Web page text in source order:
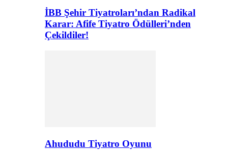
İBB Şehir Tiyatroları’ndan Radikal
Karar: Afife Tiyatro Ödülleri’nden
Çekildiler!
Ahududu Tiyatro Oyunu